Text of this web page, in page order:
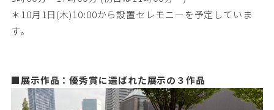
＊10月1日(木)10:00から設置セレモニーを予定していま
す。
■展示作品：優秀賞に選ばれた展示の３作品